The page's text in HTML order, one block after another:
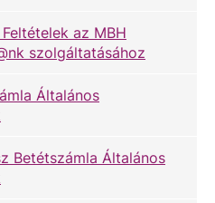
az MBH
szolgáltatásához
Általános
Betétszámla Általános